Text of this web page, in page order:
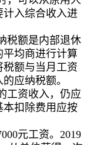
计入综合收入进
税额是内部退休
均商进行计算
额与当月工资
应纳税额。
工资收入，仍应
扣除费用应按
元工资。2019